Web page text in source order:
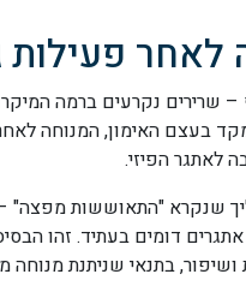
פעילות
שרירים נקרעים ברמה
בעצם האימון, המנוחה לאחר
לאתגר הפיזי.
שנקרא "התאוששות מפצה"
דומים בעתיד. זהו
ושיפור, בתנאי שניתנת